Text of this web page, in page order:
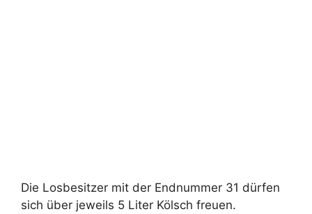
Die Losbesitzer mit der Endnummer 31 dürfen
sich über jeweils 5 Liter Kölsch freuen.